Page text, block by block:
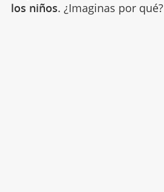
los niños. ¿Imaginas por qué?